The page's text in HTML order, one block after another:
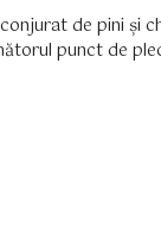
de pini și
punct de